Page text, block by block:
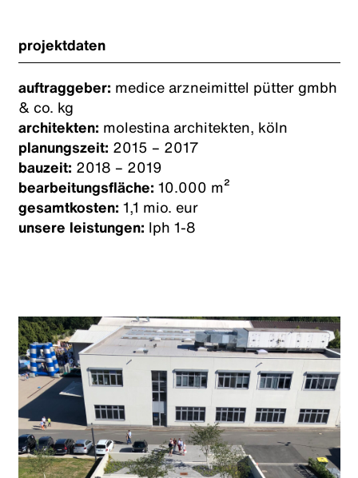
projektdaten
auftraggeber: medice arzneimittel pütter gmbh
& co. kg
architekten: molestina architekten, köln
planungszeit: 2015 – 2017
bauzeit: 2018 – 2019
bearbeitungsfläche: 10.000 m²
gesamtkosten: 1,1 mio. eur
unsere leistungen: lph 1-8